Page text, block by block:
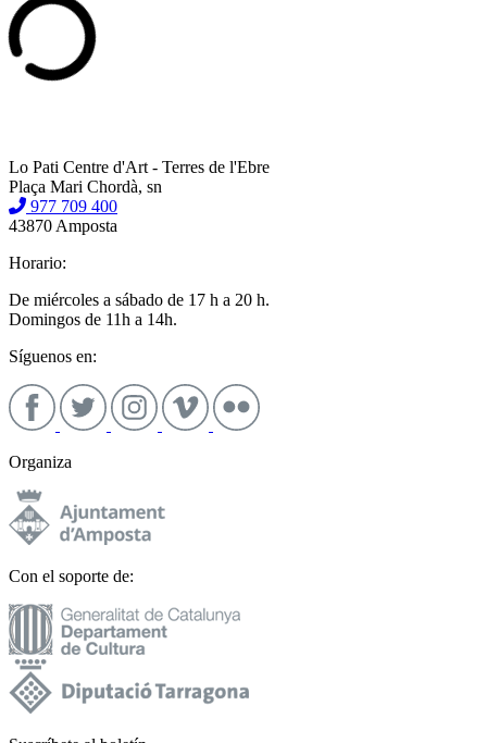
Lo Pati Centre d'Art - Terres de l'Ebre
Plaça Mari Chordà, sn
977 709 400
43870 Amposta
Horario:
De miércoles a sábado de 17 h a 20 h.
Domingos de 11h a 14h.
Síguenos en:
Organiza
Con el soporte de: